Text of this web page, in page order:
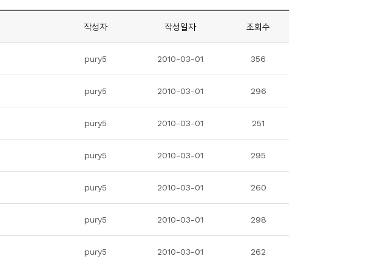
작성자 작성일자 조회수
pury5 2010-03-01 356
pury5 2010-03-01 296
pury5 2010-03-01 251
pury5 2010-03-01 295
pury5 2010-03-01 260
pury5 2010-03-01 298
pury5 2010-03-01 262